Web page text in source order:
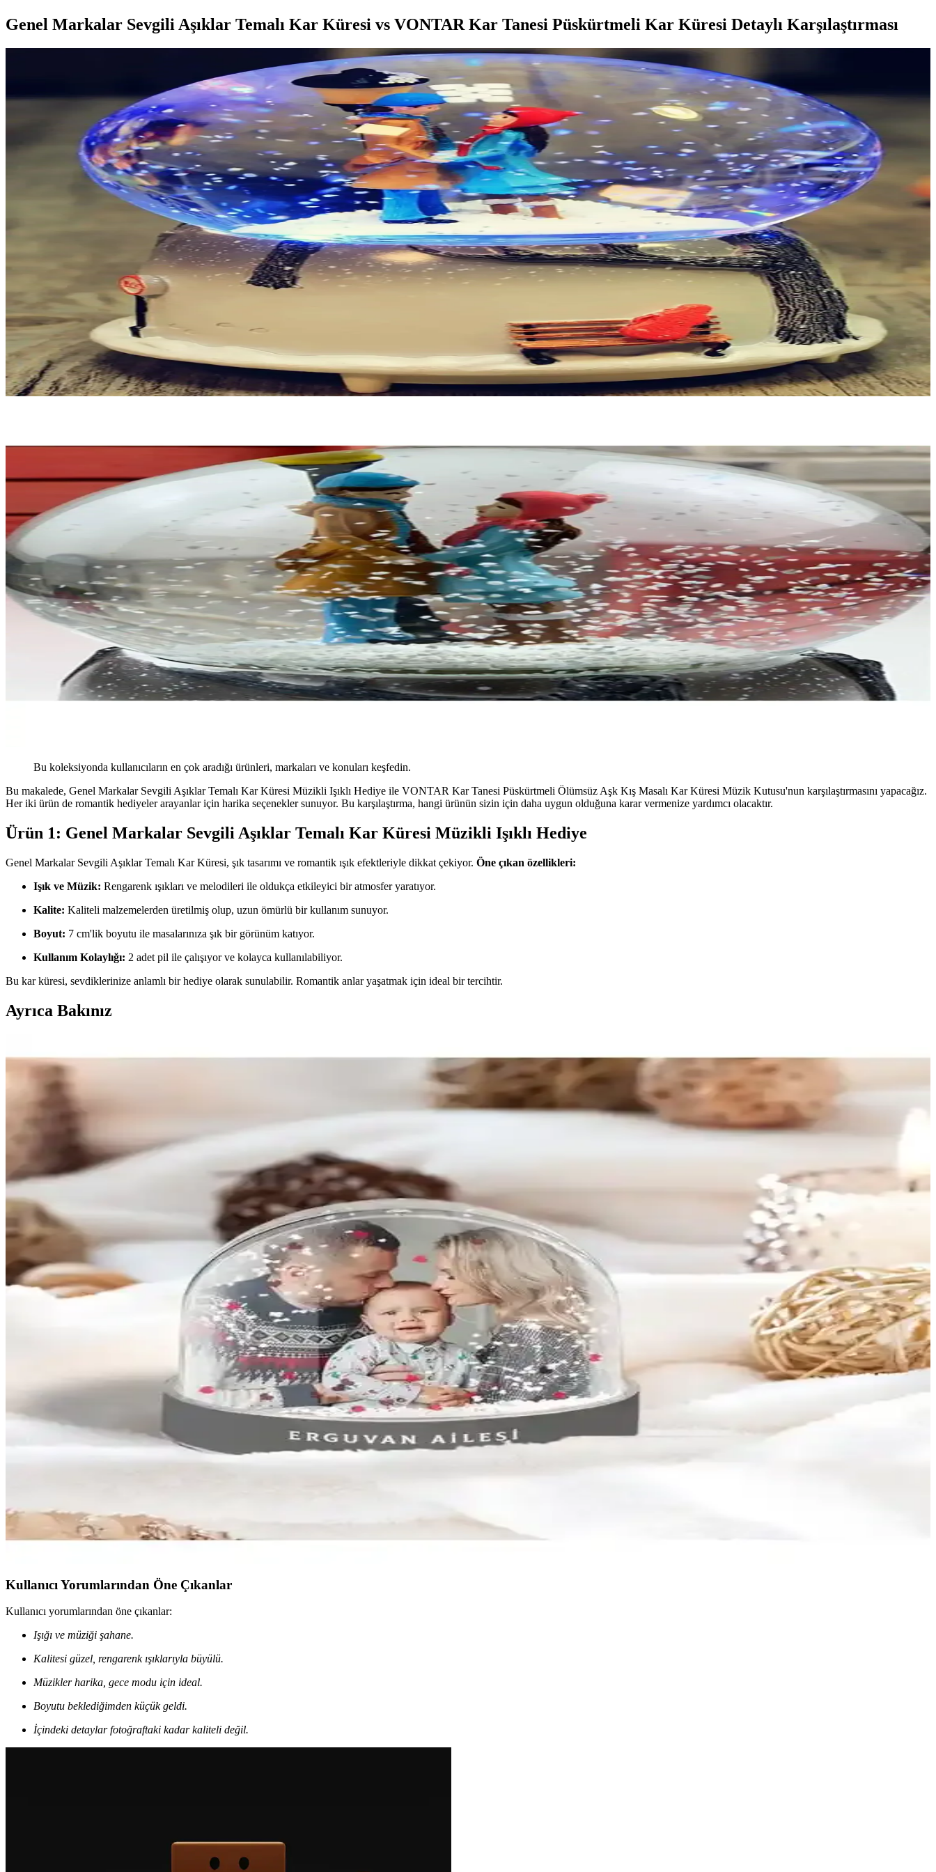
Genel Markalar Sevgili Aşıklar Temalı Kar Küresi vs VONTAR Kar Tanesi Püskürtmeli Kar Küresi Detaylı Karşılaştırması
Bu koleksiyonda kullanıcıların en çok aradığı ürünleri, markaları ve konuları keşfedin.
Bu makalede, Genel Markalar Sevgili Aşıklar Temalı Kar Küresi Müzikli Işıklı Hediye ile VONTAR Kar Tanesi Püskürtmeli Ölümsüz Aşk Kış Masalı Kar Küresi Müzik Kutusu'nun karşılaştırmasını yapacağız.
Her iki ürün de romantik hediyeler arayanlar için harika seçenekler sunuyor. Bu karşılaştırma, hangi ürünün sizin için daha uygun olduğuna karar vermenize yardımcı olacaktır.
Ürün 1: Genel Markalar Sevgili Aşıklar Temalı Kar Küresi Müzikli Işıklı Hediye
Genel Markalar Sevgili Aşıklar Temalı Kar Küresi, şık tasarımı ve romantik ışık efektleriyle dikkat çekiyor. Öne çıkan özellikleri:
Işık ve Müzik: Rengarenk ışıkları ve melodileri ile oldukça etkileyici bir atmosfer yaratıyor.
Kalite: Kaliteli malzemelerden üretilmiş olup, uzun ömürlü bir kullanım sunuyor.
Boyut: 7 cm'lik boyutu ile masalarınıza şık bir görünüm katıyor.
Kullanım Kolaylığı: 2 adet pil ile çalışıyor ve kolayca kullanılabiliyor.
Bu kar küresi, sevdiklerinize anlamlı bir hediye olarak sunulabilir. Romantik anlar yaşatmak için ideal bir tercihtir.
Ayrıca Bakınız
Lucky Cat Kar Küresi: Dekorasyonda Şans Kedisi Aksesuarının Dijital Görünürlüğü
Lucky Cat kar küresi, dekorasyonda şans ve estetik sunarken, dijital platformlarda yeterince temsil edilmiyor. Ürünle ilgili somut bilgiler ve pazarlama stratejileri geliştirilmelidir.
Elite AVM Atlı Karınca Tasarımlı Renk Değiştiren Işıklı Kar Küresi İnceleme ve Kullanım
Bu kar küresi, 3D işlenmiş atlı karınca figürleriyle derinlik kazanan zarif bir masaüstü dekorudur. Renk değiştiren LED ışıklar mekâna dinamik bir hava katar. İç mekân uyumunu destekleyen sade estetik, çelişen
malzeme bilgileri nedeniyle güvenlik ve dayanıklılık konusunda potansiyel konulara dikkat çekmektedir. Üreticinin AA pil gereksinimi ve açma/kapama anahtarının kullanımı, kablosuz ve kullanışlı bir kontrol
sağlar; pil ömrü modlara bağlı olarak değişebilir. Kar küresi, polyester gövdesi ile hafif ve taşınabilir bir tasarıma sahip olabilirken bazı teknik verilerde cam kullanımı söylentisi güvenilirlik konusunda soru
işaretleri doğurur. 3D figür detayları ve kar efektinin LED konumları, mekânda romantik ve hüzünlü bir atmosfere yol açar; klasik müzik seçeneği bu deneyimi zenginleştirir. Kullanıcı geri bildirimlerinde estetik
değer ve atmosfer olumlu karşılanırken iç mekânda ışık yoğunluğu ve cam parçalarının kırılganlığına dair eleştiriler de yer alır. Bu nedenle ambalaj, montaj ve konumlandırma konusunda güvenlik ve bakım
öncelikli kararlar olmalıdır. Bu ürün, yatak odası köşesi, ofis köşesi ve oturma odası gibi farklı iç mekanlarda dekoratif odak noktası olarak öne çıkar. Işık modu ve müzik etkileri, gece dinlenme, çalışma alanı ve
misafir ağırlama anlarında farklı atmosferler yaratır. Ancak kullanım sırasında cam parçaların kırılma riski nedeniyle düşme ve darbe korumasına dikkat edilmelidir. Ambalaj ve teslimat sırasında malzeme bilgileri
arasındaki çelişki alıcı için bir farkındalık unsuru olabilir.
Dekorasyonda Sembolik ve Büyüleyici Dev Kar Küresi Seçenekleri ve Dekorasyon İpuçları
Dev kar küresi, estetik ve sembolik anlamlarıyla ortamı güzelleştirir. Doğru seçim ve kullanımla evinizde veya ofisinizde masalsı bir atmosfer oluşturabilirsiniz.
Karaca Home Kar Küresi Koleksiyonu: Zarif ve Geleneksel Dekorasyon Parçaları
Karaca Home'un kar küresi koleksiyonuyla evinizde zarafet ve anlamı bir arada bulabilirsiniz. Estetik, dayanıklı ve çeşitli tasarımlarla her dekorasyon stiline uygun seçenekler sunar.
Hediye Kar Küresi: Kış Dekorasyonunda Sıcaklık ve Estetiğin Buluşması
Kışın güzelliklerini yansıtan kar küresi, estetik ve duygusal değeriyle evinizi süsler. Kişiselleştirilebilir seçenekleriyle sevdiklerinize anlamlı hediye fırsatı sunar.
Hediyelik Kar Küresi Modelleri ve Dekorasyonda Kullanım İpuçları
Hediyelik kar küreleri, dekorasyona estetik katarken duygusal hediye seçeneği sunar. Modeller, malzeme, fonksiyonellik ve boyut gibi faktörlerle doğru seçim yaparak yaşam alanlarınızı güzelleştirin.
LC Waikiki Kar Küresi Modelleri ile Evinize Şıklık ve Büyüleyici Atmosfer Katın
İsimli Kar Küresi Dekorasyon ve Hediye Seçenekleri 2023
Kullanıcı Yorumlarından Öne Çıkanlar
Kullanıcı yorumlarından öne çıkanlar:
Işığı ve müziği şahane.
Kalitesi güzel, rengarenk ışıklarıyla büyülü.
Müzikler harika, gece modu için ideal.
Boyutu beklediğimden küçük geldi.
İçindeki detaylar fotoğraftaki kadar kaliteli değil.